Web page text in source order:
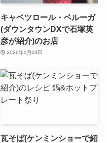
キャベツロール・ベルーガ
(ダウンタウンDXで石塚英
彦が紹介)のお店
2020年1月23日
瓦そば(ケンミンショーで紹